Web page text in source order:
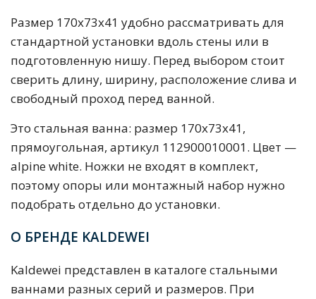
Размер 170x73x41 удобно рассматривать для
стандартной установки вдоль стены или в
подготовленную нишу. Перед выбором стоит
сверить длину, ширину, расположение слива и
свободный проход перед ванной.
Это стальная ванна: размер 170x73x41,
прямоугольная, артикул 112900010001. Цвет —
alpine white. Ножки не входят в комплект,
поэтому опоры или монтажный набор нужно
подобрать отдельно до установки.
О БРЕНДЕ KALDEWEI
Kaldewei представлен в каталоге стальными
ваннами разных серий и размеров. При